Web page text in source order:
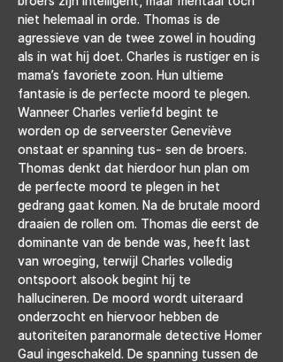
niet helemaal in orde. Thomas is de
agressieve van de twee zowel in houding
als in wat hij doet. Charles is rustiger en is
mama’s favoriete zoon. Hun ultieme
fantasie is de perfecte moord te plegen.
Wanneer Charles verliefd begint te
worden op de serveerster Geneviève
onstaat er spanning tus- sen de broers.
Thomas denkt dat hierdoor hun plan om
de perfecte moord te plegen in het
gedrang gaat komen. Na de brutale moord
draaien de rollen om. Thomas die eerst de
dominante van de bende was, heeft last
van wroeging, terwijl Charles volledig
ontspoort alsook begint hij te
hallucineren. De moord wordt uiteraard
onderzocht en hiervoor hebben de
autoriteiten paranormale detective Homer
Gaul ingeschakeld. De spanning tussen de